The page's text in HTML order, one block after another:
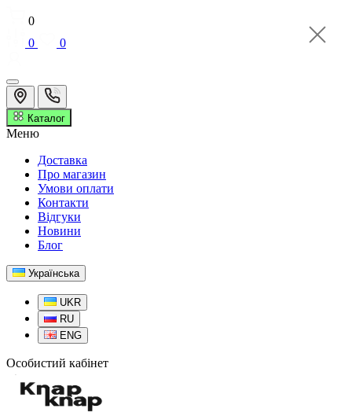
0
0
0
Каталог
Меню
Доставка
Про магазин
Умови оплати
Контакти
Відгуки
Новини
Блог
Українська
UKR
RU
ENG
Особистий кабінет